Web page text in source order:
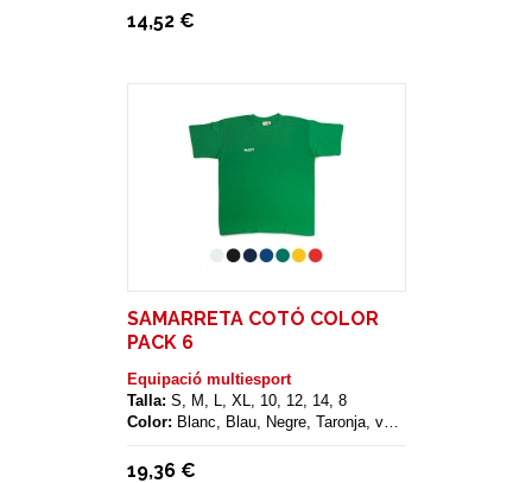
14,52 €
SAMARRETA COTÓ COLOR
PACK 6
Equipació multiesport
Talla: S, M, L, XL, 10, 12, 14, 8
Color: Blanc, Blau, Negre, Taronja, verd, Vermell
19,36 €